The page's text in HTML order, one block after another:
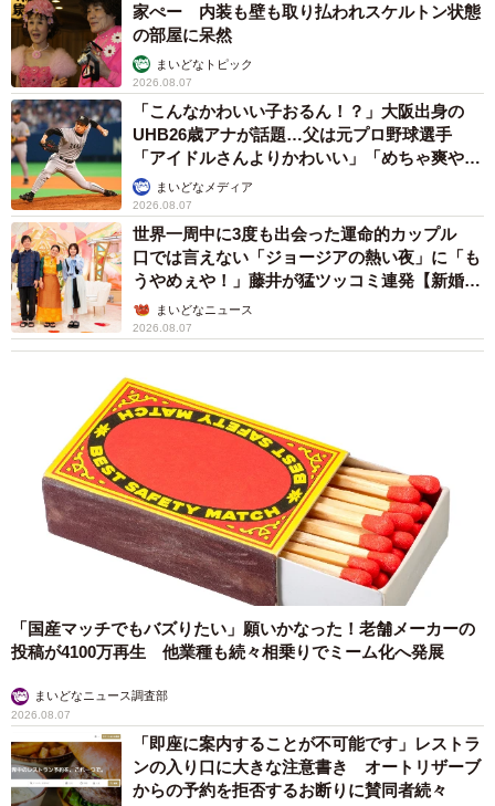
飲み会に参加したカムイくん。楽しそうにゴロン！（画像提供：ばいぱ
ー viper__503 避難所さん）
家ぺー 内装も壁も取り払われスケルトン状態
の部屋に呆然
まいどなトピック
2026.08.07
「こんなかわいい子おるん！？」大阪出身の
UHB26歳アナが話題…父は元プロ野球選手
「アイドルさんよりかわいい」「めちゃ爽や
か」まいどなメディア
2026.08.07
世界一周中に3度も出会った運命的カップル
口では言えない「ジョージアの熱い夜」に「も
うやめぇや！」藤井が猛ツッコミ連発【新婚さ
ん】まいどなニュース
2026.08.07
「国産マッチでもバズりたい」願いかなった！老舗メーカーの
投稿が4100万再生 他業種も続々相乗りでミーム化へ発展
まいどなニュース調査部
2026.08.07
「即座に案内することが不可能です」レストラ
ンの入り口に大きな注意書き オートリザーブ
からの予約を拒否するお断りに賛同者続々